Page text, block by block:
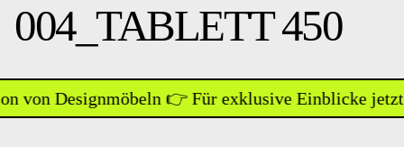
004_TABLETT 450
Designmöbeln 👉 Für exklusive Einblicke jetzt